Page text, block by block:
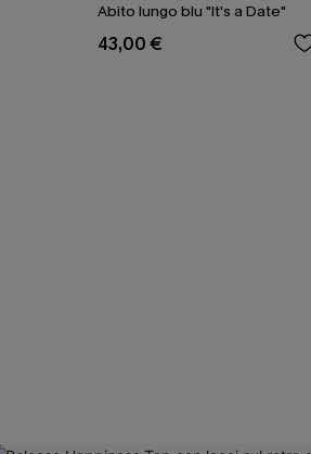
Abito lungo blu "It's a Date"
43,00 €